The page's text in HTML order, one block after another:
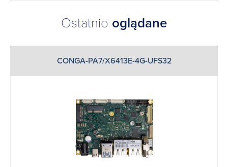
Ostatnio oglądane
CONGA-PA7/X6413E-4G-UFS32